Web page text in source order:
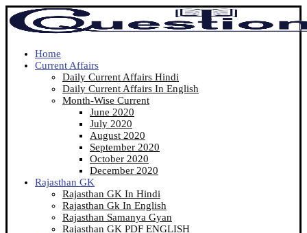
Home
Current Affairs
Daily Current Affairs Hindi
Daily Current Affairs In English
Month-Wise Current
June 2020
July 2020
August 2020
September 2020
October 2020
December 2020
Rajasthan GK
Rajasthan GK In Hindi
Rajasthan Gk In English
Rajasthan Samanya Gyan
Rajasthan GK PDF ENGLISH